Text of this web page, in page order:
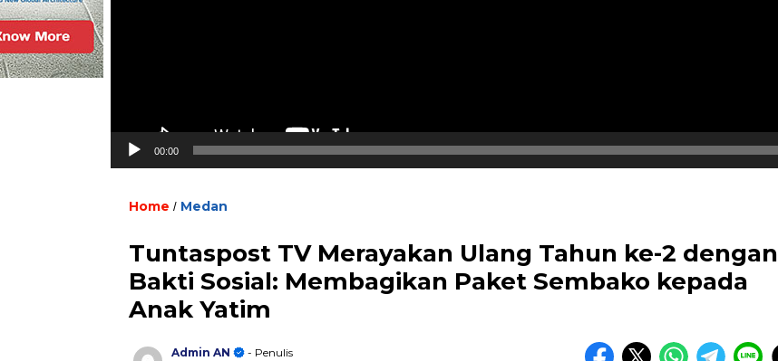
00:00
Home / Medan
Tuntaspost TV Merayakan Ulang Tahun ke-2 dengan
Bakti Sosial: Membagikan Paket Sembako kepada
Anak Yatim
Admin AN
- Penulis